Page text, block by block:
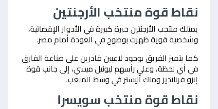
نقاط قوة منتخب الأرجنتين
يمتلك منتخب الأرجنتين خبرة كبيرة في الأدوار الإقصائية،
وشخصية قوية ظهرت بوضوح في العودة أمام مصر.
كما يتميز الفريق بوجود لاعبين قادرين على صناعة الفارق
في أي لحظة، وعلى رأسهم ليونيل ميسي، إلى جانب قوة
إنزو فرنانديز وماك أليستر في وسط الملعب.
نقاط قوة منتخب سويسرا